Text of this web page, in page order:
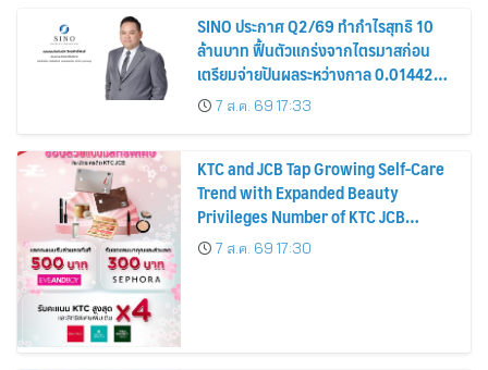
SINO ประกาศ Q2/69 ทำกำไรสุทธิ 10
ล้านบาท ฟื้นตัวแกร่งจากไตรมาสก่อน
เตรียมจ่ายปันผลระหว่างกาล 0.014423
บาทต่อหุ้น ครึ่งปีหลังมุ่งเติบโตต่อเนื่อง
7 ส.ค. 69 17:33
KTC and JCB Tap Growing Self-Care
Trend with Expanded Beauty
Privileges Number of KTC JCB
Cardmembers Spending on
Cosmetics Rises 26%
7 ส.ค. 69 17:30